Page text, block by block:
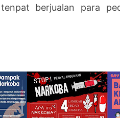
berjualan para